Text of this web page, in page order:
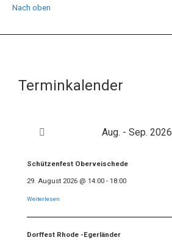
Nach oben
Terminkalender
Aug. - Sep. 2026
Schützenfest Oberveischede
29. August 2026 @ 14:00 - 18:00
Weiterlesen
Dorffest Rhode -Egerländer